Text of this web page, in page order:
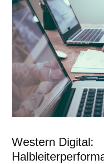
Western Digital: